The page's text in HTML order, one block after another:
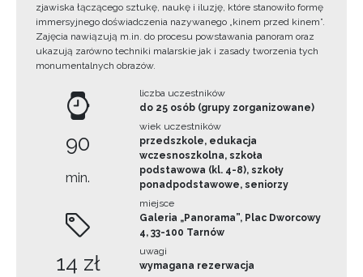
zjawiska łączącego sztukę, naukę i iluzję, które stanowiło formę
immersyjnego doświadczenia nazywanego „kinem przed kinem”.
Zajęcia nawiązują m.in. do procesu powstawania panoram oraz
ukazują zarówno techniki malarskie jak i zasady tworzenia tych
monumentalnych obrazów.
90
min.
14 zł
liczba uczestników
do 25 osób (grupy zorganizowane)
wiek uczestników
przedszkole, edukacja
wczesnoszkolna, szkoła
podstawowa (kl. 4-8), szkoły
ponadpodstawowe, seniorzy
miejsce
Galeria „Panorama”, Plac Dworcowy
4, 33-100 Tarnów
uwagi
wymagana rezerwacja